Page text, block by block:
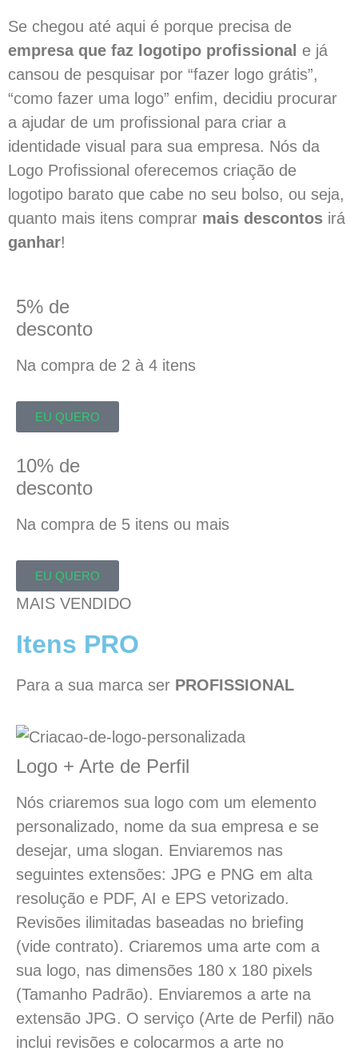
Se chegou até aqui é porque precisa de
empresa que faz logotipo profissional e já
cansou de pesquisar por “fazer logo grátis”,
“como fazer uma logo” enfim, decidiu procurar
a ajudar de um profissional para criar a
identidade visual para sua empresa. Nós da
Logo Profissional oferecemos criação de
logotipo barato que cabe no seu bolso, ou seja,
quanto mais itens comprar mais descontos irá
ganhar!
5% de
desconto
Na compra de 2 à 4 itens
EU QUERO
10% de
desconto
Na compra de 5 itens ou mais
EU QUERO
MAIS VENDIDO
Itens PRO
Para a sua marca ser PROFISSIONAL
Logo + Arte de Perfil
Nós criaremos sua logo com um elemento
personalizado, nome da sua empresa e se
desejar, uma slogan. Enviaremos nas
seguintes extensões: JPG e PNG em alta
resolução e PDF, AI e EPS vetorizado.
Revisões ilimitadas baseadas no briefing
(vide contrato). Criaremos uma arte com a
sua logo, nas dimensões 180 x 180 pixels
(Tamanho Padrão). Enviaremos a arte na
extensão JPG. O serviço (Arte de Perfil) não
inclui revisões e colocarmos a arte no